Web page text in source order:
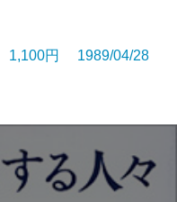
1,100円 1989/04/28